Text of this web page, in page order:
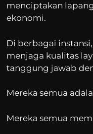
menciptakan
ekonomi.
Di berbagai
menjaga kualitas
tanggung jawab
Mereka semua
Mereka semua